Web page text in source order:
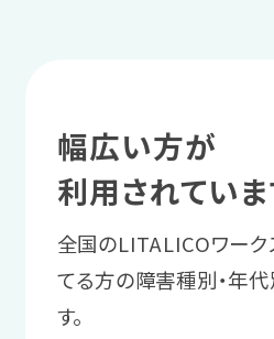
無料 相談・見
4 職場定着
職場で起きる
困りを相談す
支援スタッフがあなた
業務の不安や
企業に伝える
物事を順序立てて話す
の質問に沿った回答を
す。
の希望を整理していき
2 体調
職場復帰に向
幅広い方が
利用されてい
全国のLITALICOワー
てる方の障害種別・年
す。